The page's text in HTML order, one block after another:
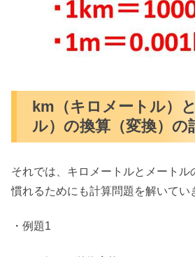
km（キロメートル）
ル）の換算（変換）の
それでは、キロメートルとメートル
慣れるためにも計算問題を解いてい
・例題1